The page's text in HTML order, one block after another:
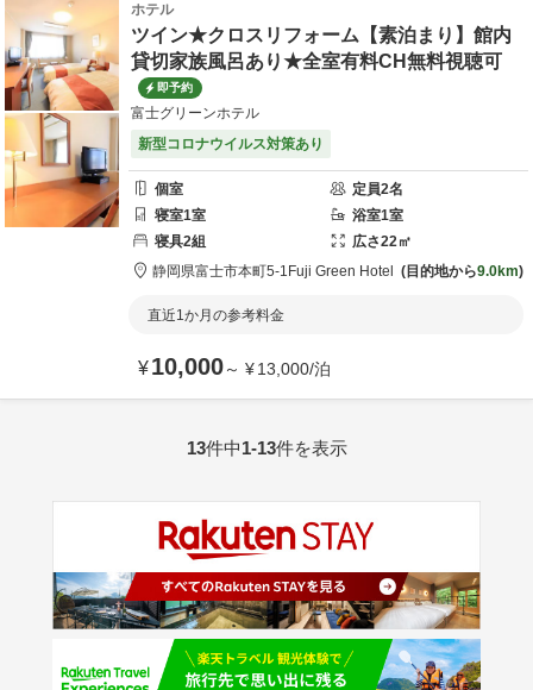
ホテル
ツイン★クロスリフォーム【素泊まり】館内
貸切家族風呂あり★全室有料CH無料視聴可
即予約
富士グリーンホテル
新型コロナウイルス対策あり
個室 定員2名
寝室1室 浴室1室
寝具2組 広さ22㎡
静岡県富士市本町5-1 Fuji Green Hotel 目的地から9.0km
直近1か月の参考料金
¥10,000～ ¥13,000/泊
13件中1-13件を表示